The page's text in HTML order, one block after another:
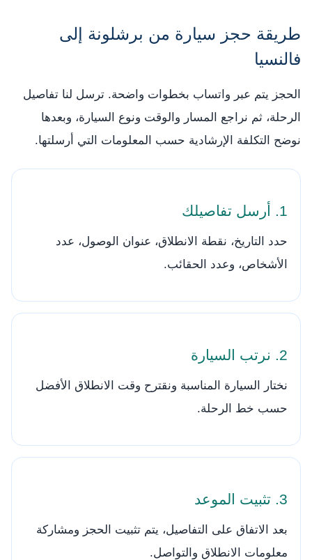
طريقة حجز سيارة من برشلونة إلى
فالنسيا
الحجز يتم عبر واتساب بخطوات واضحة. ترسل لنا تفاصيل
الرحلة، ثم نراجع المسار والوقت ونوع السيارة، وبعدها
نوضح التكلفة الإرشادية حسب المعلومات التي أرسلتها.
1. أرسل تفاصيلك
حدد التاريخ، نقطة الانطلاق، عنوان الوصول، عدد
الأشخاص، وعدد الحقائب.
2. نرتب السيارة
نختار السيارة المناسبة ونقترح وقت الانطلاق الأفضل
حسب خط الرحلة.
3. تثبيت الموعد
بعد الاتفاق على التفاصيل، يتم تثبيت الحجز ومشاركة
معلومات الانطلاق والتواصل.